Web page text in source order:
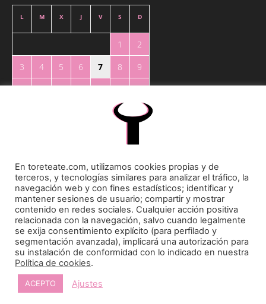
L M X J V S D
1
2
3
4 5 6 7 8
9
10
11 12 13 14 15
16
22
23
« May
Toreteate Ⓒ 2023. Todos los derechos reservados
Diseñado porWelow Marketing
En toreteate.com, utilizamos cookies propias y de
terceros, y tecnologías similares para analizar el tráfico, la
navegación web y con fines estadísticos; identificar y
mantener sesiones de usuario; compartir y mostrar
contenido en redes sociales. Cualquier acción positiva
relacionada con la navegación, salvo cuando legalmente
se exija consentimiento explícito (para perfilado y
segmentación avanzada), implicará una autorización para
su instalación de conformidad con lo indicado en nuestra
Política de cookies.
ACEPTO Ajustes